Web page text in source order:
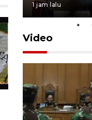
1 jam lalu
Video